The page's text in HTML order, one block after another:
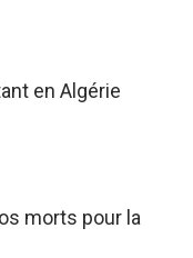
en Algérie
morts pour la